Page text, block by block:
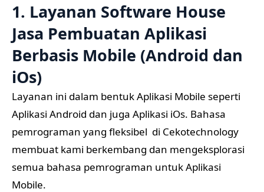
1. Layanan Software House
Jasa Pembuatan Aplikasi
Berbasis Mobile (Android dan
iOs)
Layanan ini dalam bentuk Aplikasi Mobile seperti
Aplikasi Android dan juga Aplikasi iOs. Bahasa
pemrograman yang fleksibel di Cekotechnology
membuat kami berkembang dan mengeksplorasi
semua bahasa pemrograman untuk Aplikasi
Mobile.